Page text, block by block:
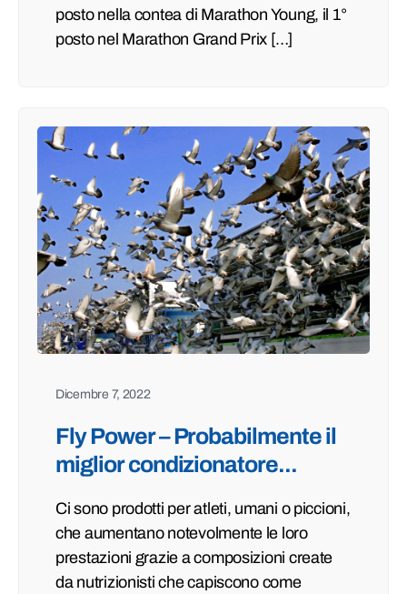
posto nella contea di Marathon Young, il 1°
posto nel Marathon Grand Prix […]
Dicembre 7, 2022
Fly Power – Probabilmente il
miglior condizionatore...
Ci sono prodotti per atleti, umani o piccioni,
che aumentano notevolmente le loro
prestazioni grazie a composizioni create
da nutrizionisti che capiscono come